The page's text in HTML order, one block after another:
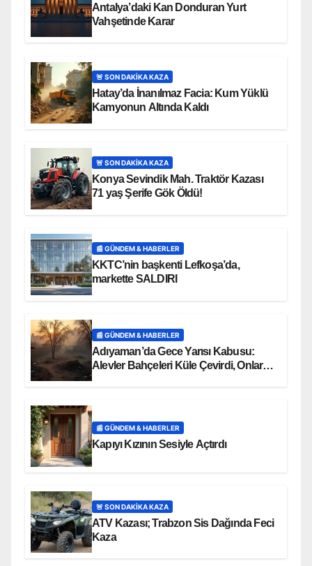
Antalya’daki Kan Donduran Yurt
Vahşetinde Karar
🚨 SON DAKİKA KAZA
Hatay’da İnanılmaz Facia: Kum Yüklü
Kamyonun Altında Kaldı
🚨 SON DAKİKA KAZA
Konya Sevindik Mah. Traktör Kazası
71 yaş Şerife Gök Öldü!
📰 GÜNDEM & HABERLER
KKTC’nin başkenti Lefkoşa’da,
markette SALDIRI
📰 GÜNDEM & HABERLER
Adıyaman’da Gece Yarısı Kabusu:
Alevler Bahçeleri Küle Çevirdi, Onlarca
📰 GÜNDEM & HABERLER
Kapıyı Kızının Sesiyle Açtırdı
🚨 SON DAKİKA KAZA
ATV Kazası; Trabzon Sis Dağında Feci
Kaza